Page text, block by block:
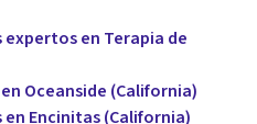
en Terapia de
Oceanside (California)
Encinitas (California)